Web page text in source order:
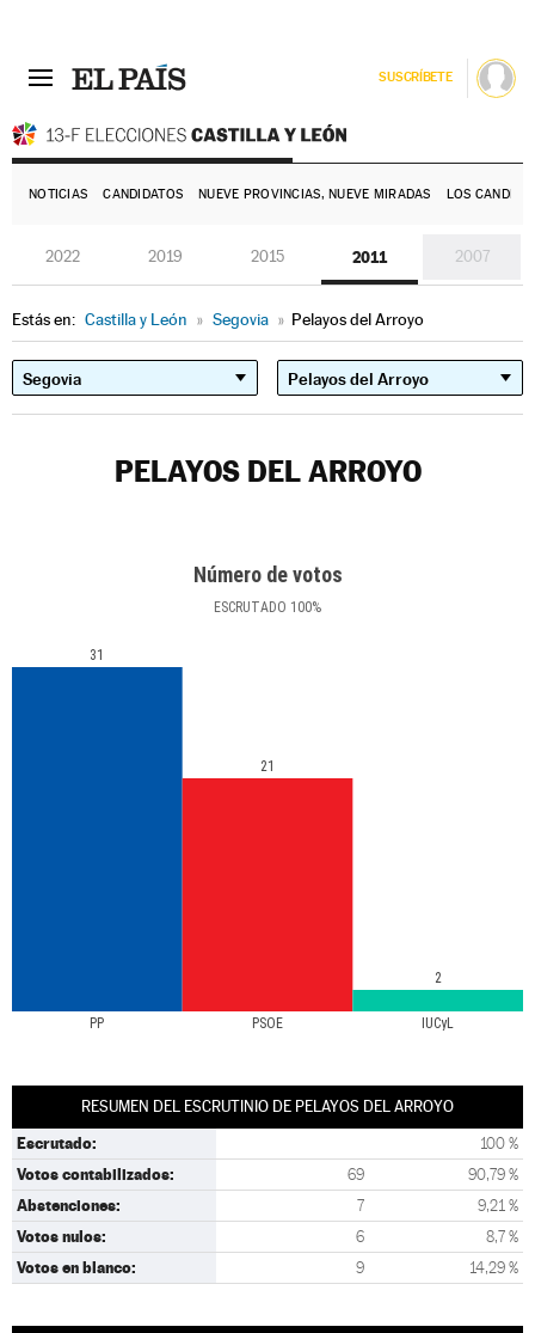
SUSCRÍBETE
NOTICIAS CANDIDATOS NUEVE PROVINCIAS, NUEVE MIRADAS LOS
2022 2019 2015 2011 2007
Estás en: Castilla y León » Segovia » Pelayos del Arroyo
PELAYOS DEL ARROYO
Número de votos
ESCRUTADO 100%
PP PSOE IUCyL
31
21
2
RESUMEN DEL ESCRUTINIO DE PELAYOS DEL ARROYO
Escrutado: 100 %
Votos contabilizados: 69 90,79 %
Abstenciones: 7 9,21 %
Votos nulos: 6 8,7 %
Votos en blanco: 9 14,29 %